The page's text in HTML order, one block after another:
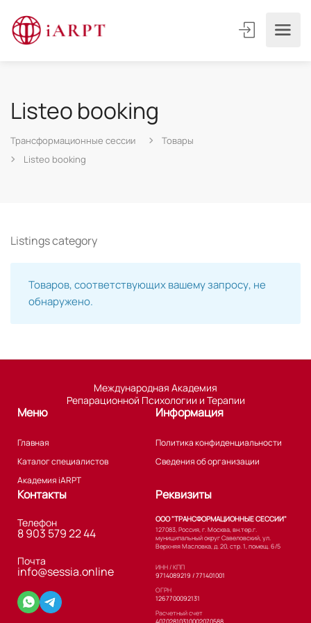
Listeo booking
Трансформационные сессии
Товары
Listeo booking
Listings category
Товаров, соответствующих вашему запросу, не
обнаружено.
Международная Академия
Репарационной Психологии и Терапии
Меню
Главная
Каталог специалистов
Академия iARPT
Информация
Политика конфиденциальности
Сведения об организации
Контакты
Телефон
8 903 579 22 44
Почта
info@sessia.online
Реквизиты
ООО "ТРАНСФОРМАЦИОННЫЕ СЕССИИ"
127083, Россия, г. Москва, вн.тер.г.
муниципальный округ Савеловский, ул.
Верхняя Масловка, д. 20, стр. 1, помещ. 6/5
ИНН / КПП
9714089219 / 771401001
ОГРН
1267700092131
Расчетный счет